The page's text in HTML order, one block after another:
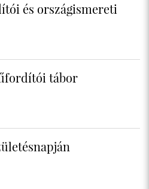
és országismereti
tábor